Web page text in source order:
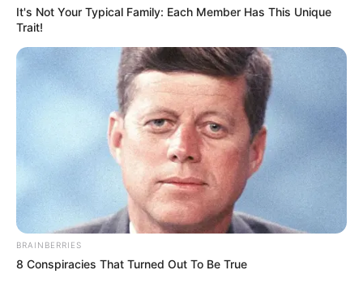
Why this ordinary drink is the secret to feeling your
It's Not Your Typical Family: Each Member Has This Unique
Trait!
BRAINBERRIES
8 Conspiracies That Turned Out To Be True